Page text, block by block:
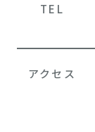
TEL
アクセス